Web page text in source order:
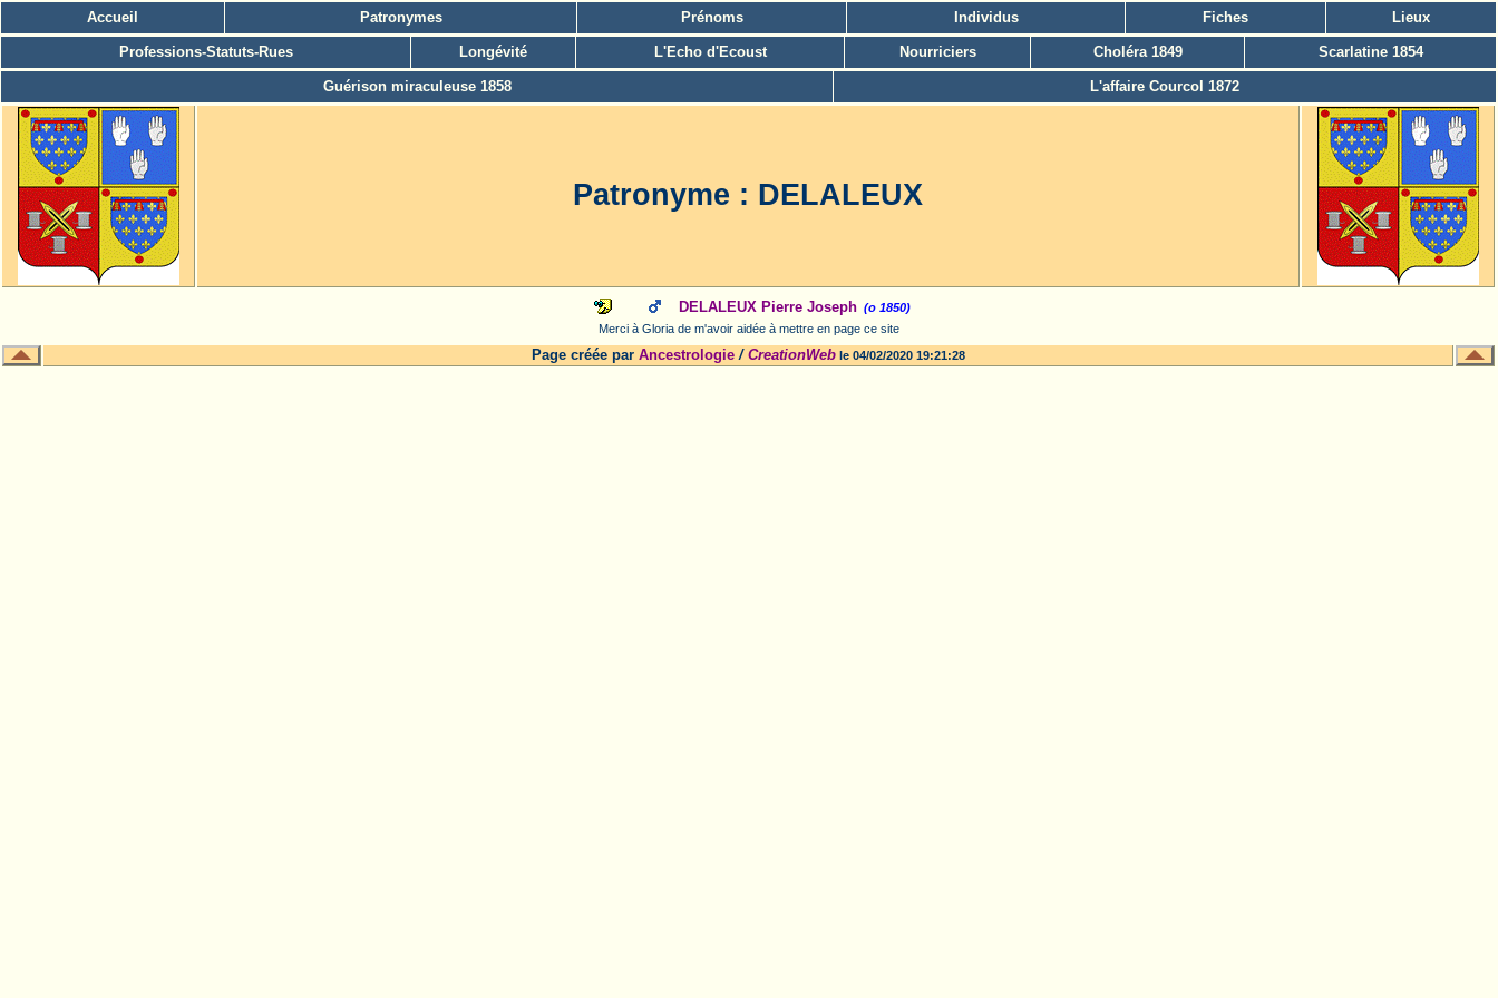
Accueil Patronymes Prénoms Individus Fiches Lieux
Professions-Statuts-Rues Longévité L'Echo d'Ecoust Nourriciers Choléra 1849 Scarlatine 1854
Guérison miraculeuse 1858 L'affaire Courcol 1872
Patronyme : DELALEUX
DELALEUX Pierre Joseph (o 1850)
Merci à Gloria de m'avoir aidée à mettre en page ce site
Page créée par Ancestrologie/ CreationWeble 04/02/2020 19:21:28